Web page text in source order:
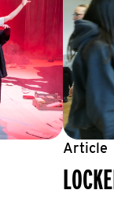
Article